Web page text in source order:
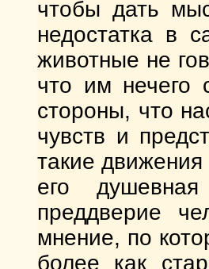
чтобы дать
недостатка в
животные не
что им нечего
стороны, что
чувств и
такие
его
преддверие
мнение, по
более как